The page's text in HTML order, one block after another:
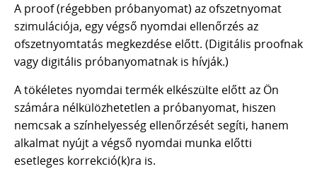
A proof (régebben próbanyomat) az ofszetnyomat
szimulációja, egy végső nyomdai ellenőrzés az
ofszetnyomtatás megkezdése előtt. (Digitális proofnak
vagy digitális próbanyomatnak is hívják.)
A tökéletes nyomdai termék elkészülte előtt az Ön
számára nélkülözhetetlen a próbanyomat, hiszen
nemcsak a színhelyesség ellenőrzését segíti, hanem
alkalmat nyújt a végső nyomdai munka előtti
esetleges korrekció(k)ra is.